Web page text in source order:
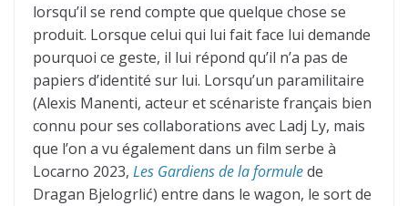
lorsqu’il se rend compte que quelque chose se
produit. Lorsque celui qui lui fait face lui demande
pourquoi ce geste, il lui répond qu’il n’a pas de
papiers d’identité sur lui. Lorsqu’un paramilitaire
(Alexis Manenti, acteur et scénariste français bien
connu pour ses collaborations avec Ladj Ly, mais
que l’on a vu également dans un film serbe à
Locarno 2023, Les Gardiens de la formulede
Dragan Bjelogrlić) entre dans le wagon, le sort de